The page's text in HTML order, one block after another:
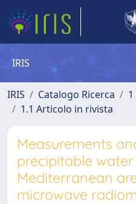
IRIS
IRIS Catalogo Ricerca
1.1 Articolo in rivista
Measurements
precipitable
Mediterranean
microwave